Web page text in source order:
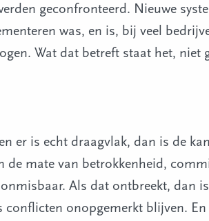
geconfronteerd. Nieuwe
was, en is, bij veel
Wat dat betreft staat het, niet
er is echt draagvlak, dan is de
de mate van betrokkenheid,
Als dat ontbreekt, dan
onopgemerkt blijven.